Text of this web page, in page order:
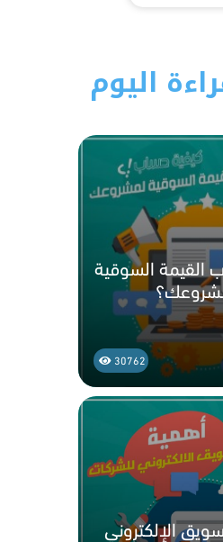
اليوم
القيمة السوقية
30762
الإلكتروني